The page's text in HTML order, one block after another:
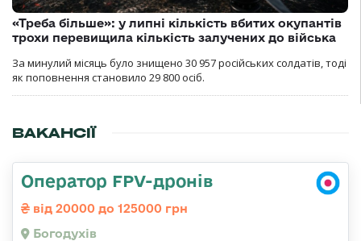
«Треба більше»: у липні кількість вбитих окупантів
трохи перевищила кількість залучених до війська
За минулий місяць було знищено 30 957 російських солдатів, тоді
як поповнення становило 29 800 осіб.
ВАКАНСІЇ
Оператор FPV-дронів
від 20000 до 125000 грн
Богодухів